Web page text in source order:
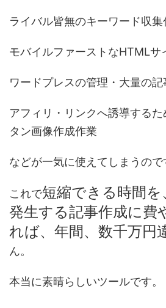
ライバル皆無のキーワード収集
モバイルファーストなHTMLサ
ワードプレスの管理・大量の
アフィリ・リンクへ誘導する
タン画像作成作業
などが一気に使えてしまうので
これで短縮できる時間
発生する記事作成に費
れば、年間、数千万円
ん。
本当に素晴らしいツールです。